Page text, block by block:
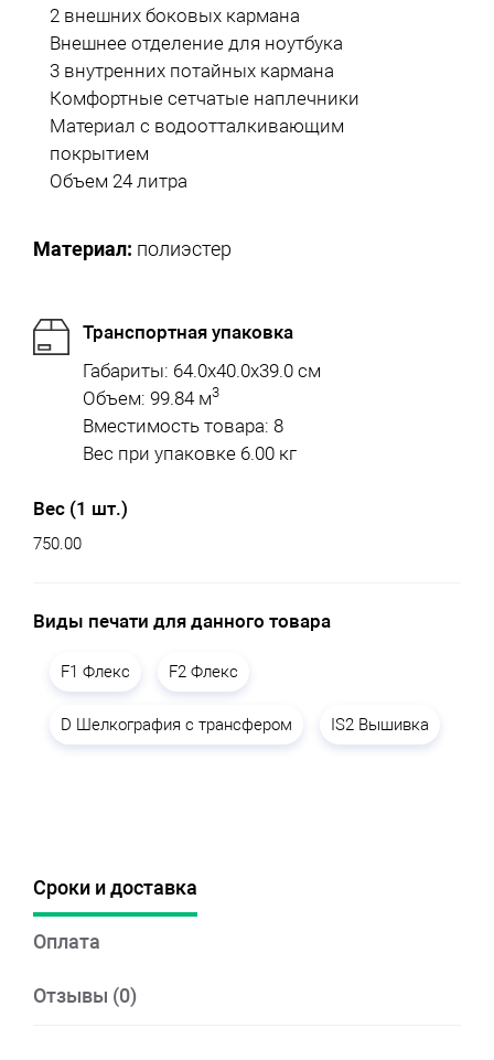
2 внешних боковых кармана
Внешнее отделение для ноутбука
3 внутренних потайных кармана
Комфортные сетчатые наплечники
Материал с водоотталкивающим
покрытием
Объем 24 литра
Материал: полиэстер
Транспортная упаковка
Габариты: 64.0x40.0x39.0 см
Объем: 99.84 м3
Вместимость товара: 8
Вес при упаковке 6.00 кг
Вес (1 шт.)
750.00
Виды печати для данного товара
F1 Флекс F2 Флекс
D Шелкография с трансфером IS2 Вышивка
Сроки и доставка
Оплата
Отзывы (0)